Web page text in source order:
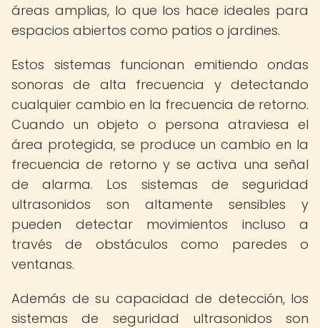
áreas amplias, lo que los hace ideales para
espacios abiertos como patios o jardines.
Estos sistemas funcionan emitiendo ondas
sonoras de alta frecuencia y detectando
cualquier cambio en la frecuencia de retorno.
Cuando un objeto o persona atraviesa el
área protegida, se produce un cambio en la
frecuencia de retorno y se activa una señal
de alarma. Los sistemas de seguridad
ultrasonidos son altamente sensibles y
pueden detectar movimientos incluso a
través de obstáculos como paredes o
ventanas.
Además de su capacidad de detección, los
sistemas de seguridad ultrasonidos son